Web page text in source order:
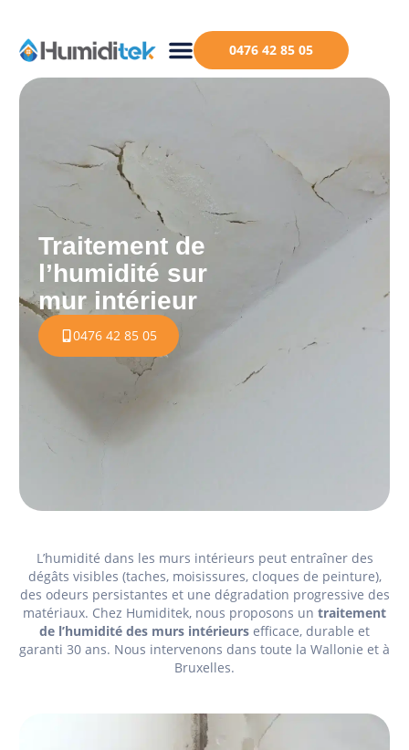
0476 42 85 05
Traitement de
l’humidité sur
mur intérieur
0476 42 85 05
L’humidité dans les murs intérieurs peut entraîner des
dégâts visibles (taches, moisissures, cloques de peinture),
des odeurs persistantes et une dégradation progressive des
matériaux. Chez Humiditek, nous proposons un traitement
de l’humidité des murs intérieurs efficace, durable et
garanti 30 ans. Nous intervenons dans toute la Wallonie et à
Bruxelles.